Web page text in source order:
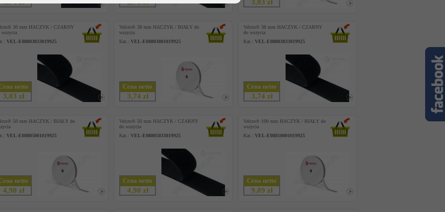
3,74 zł 2,76 zł 3,03 zł
30 mm HACZYK / CZARNY
wszycia
VEL-E08803033019925
netto
3,03 zł
Velcro® 38 mm HACZYK / BIAŁY do
wszycia
Kat.: VEL-E08803801019925
Cena netto
3,74 zł
Velcro® 38 mm HACZYK / CZARNY
do wszycia
Kat.: VEL-E08803833019925
Cena netto
3,74 zł
50 mm HACZYK / BIAŁY do
VEL-E08805001019925
netto
4,90 zł
Velcro® 50 mm HACZYK / CZARNY
do wszycia
Kat.: VEL-E08805033019925
Cena netto
4,90 zł
Velcro® 100 mm HACZYK / BIAŁY do
wszycia
Kat.: VEL-E08810001019925
Cena netto
9,89 zł